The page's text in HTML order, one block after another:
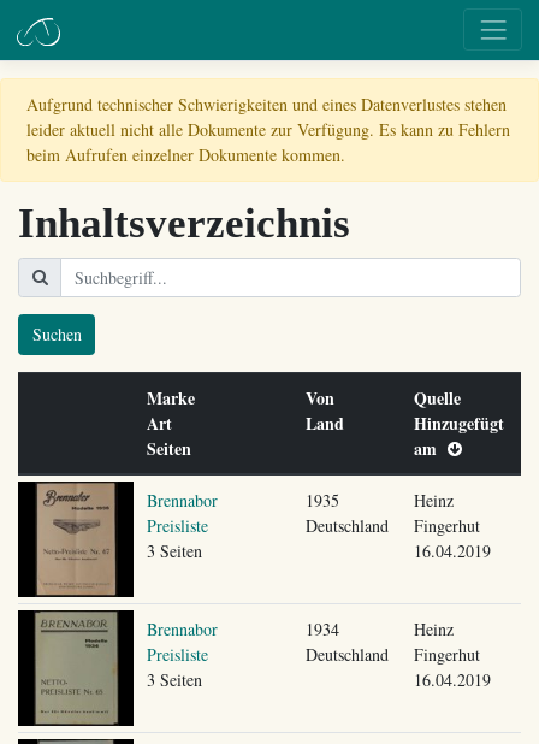
Aufgrund technischer Schwierigkeiten und eines Datenverlustes stehen
leider aktuell nicht alle Dokumente zur Verfügung. Es kann zu Fehlern
beim Aufrufen einzelner Dokumente kommen.
Inhaltsverzeichnis
Suchen
Marke
Art
Seiten
Von
Land
Quelle
Hinzugefügt
am
Brennabor
Preisliste
3 Seiten
1935
Deutschland
Heinz
Fingerhut
16.04.2019
Brennabor
Preisliste
3 Seiten
1934
Deutschland
Heinz
Fingerhut
16.04.2019